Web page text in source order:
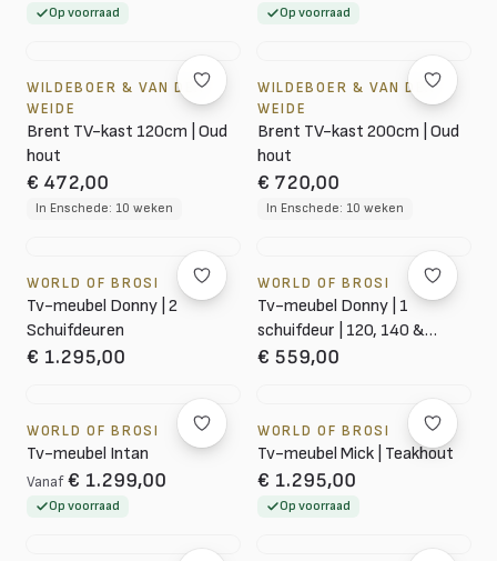
Op voorraad Op voorraad
WILDEBOER & VAN DER
WEIDE
Brent TV-kast 120cm | Oud
hout
€ 472,00
In Enschede: 10 weken
WILDEBOER & VAN DER
WEIDE
Brent TV-kast 200cm | Oud
hout
€ 720,00
In Enschede: 10 weken
WORLD OF BROSI
Tv-meubel Donny | 2
Schuifdeuren
€ 1.295,00
WORLD OF BROSI
Tv-meubel Donny | 1
schuifdeur | 120, 140 &
160cm
€ 559,00
WORLD OF BROSI
Tv-meubel Intan
Vanaf € 1.299,00
Op voorraad
WORLD OF BROSI
Tv-meubel Mick | Teakhout
€ 1.295,00
Op voorraad